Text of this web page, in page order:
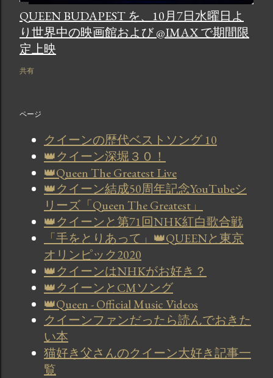
QUEEN BUDAPEST を、10月7日水曜日よ
り世界中の映画館および @IMAX で期間限
定上映
共有
ページ
クイーンの歴代ベストソング 10
👑クイーン深堀３０！
👑Queen The Greatest Live
👑クイーン結成50周年記念YouTubeシ
リーズ「Queen The Greatest」
👑クイーンと第71回NHK紅白歌合戦
「手をとりあって」👑QUEENと東京
オリンピック2020
👑クイーンはNHKがお好き？
👑クイーンとCMソング
👑Queen - Official Music Videos
クイーンファンだったら読んでおきた
い本
猫好き父さんのクイーン大好き記事一
覧